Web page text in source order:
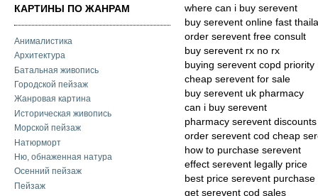
КАРТИНЫ ПО ЖАНРАМ
Анималистика
Архитектура
Батальная живопись
Городской пейзаж
Жанровая картина
Историческая живопись
Морской пейзаж
Натюрморт
Ню, обнаженная натура
Осенний пейзаж
Пейзаж
where can i buy serevent
buy serevent online fast
order serevent free consult
buy serevent rx no rx
buying serevent copd priority
cheap serevent for sale
buy serevent uk pharmacy
can i buy serevent
pharmacy serevent
order serevent cod cheap
how to purchase serevent
effect serevent legally price
best price serevent purchase
get serevent cod sales